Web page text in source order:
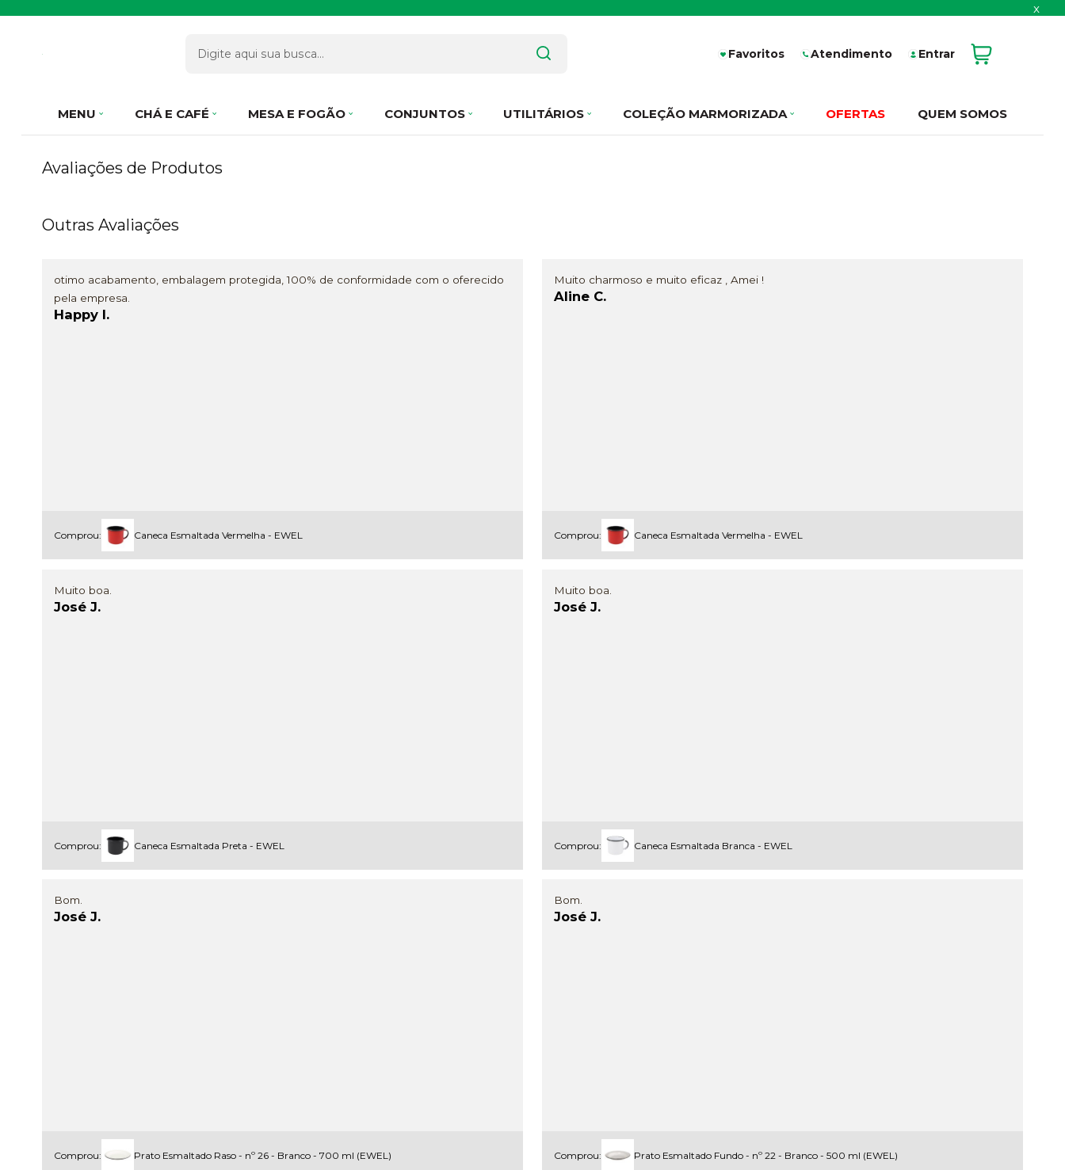
x
Favoritos Atendimento Entrar
MENU CHÁ E CAFÉ MESA E FOGÃO CONJUNTOS UTILITÁRIOS COLEÇÃO MARMORIZADA OFERTAS QUEM SOMOS
Avaliações de Produtos
Outras Avaliações
otimo acabamento, embalagem protegida, 100% de conformidade com o oferecido
pela empresa.
Happy I.
Comprou: Caneca Esmaltada Vermelha - EWEL
Muito charmoso e muito eficaz , Amei !
Aline C.
Comprou: Caneca Esmaltada Vermelha - EWEL
Muito boa.
José J.
Comprou: Caneca Esmaltada Preta - EWEL
Muito boa.
José J.
Comprou: Caneca Esmaltada Branca - EWEL
Bom.
José J.
Comprou: Prato Esmaltado Raso - nº 26 - Branco - 700 ml (EWEL)
Bom.
José J.
Comprou: Prato Esmaltado Fundo - nº 22 - Branco - 500 ml (EWEL)